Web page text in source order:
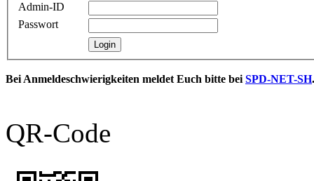
Admin-ID
Passwort
Bei Anmeldeschwierigkeiten meldet Euch bitte bei SPD-NET-SH.
QR-Code